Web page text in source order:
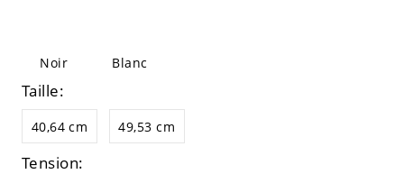
Noir Blanc
Taille:
40,64 cm 49,53 cm
Tension: